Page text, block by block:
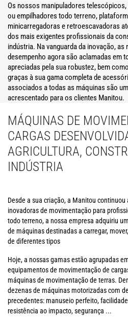
Os nossos manipuladores
ou empilhadores todo terreno,
minicarregadoras e retroescavadoras
dos mais exigentes profissionais da
indústria. Na vanguarda da inovação,
desempenho agora são aclamadas em
apreciadas pela sua robustez, bem
graças à sua gama completa de
associados a todas as máquinas são
acrescentado para os clientes Manitou.
MÁQUINAS DE
CARGAS
AGRICULTURA,
INDÚSTRIA
Desde a sua criação, a Manitou
inovadoras de movimentação para
todo terreno, a nossa empresa adquiriu
de máquinas destinadas a carregar,
de diferentes tipos
Hoje, a nossas gamas estão agrupadas
equipamentos de movimentação de
máquinas de movimentação de terras.
dezenas de máquinas motorizadas com
precedentes: manuseio perfeito,
resistência ao impacto, segurança ...